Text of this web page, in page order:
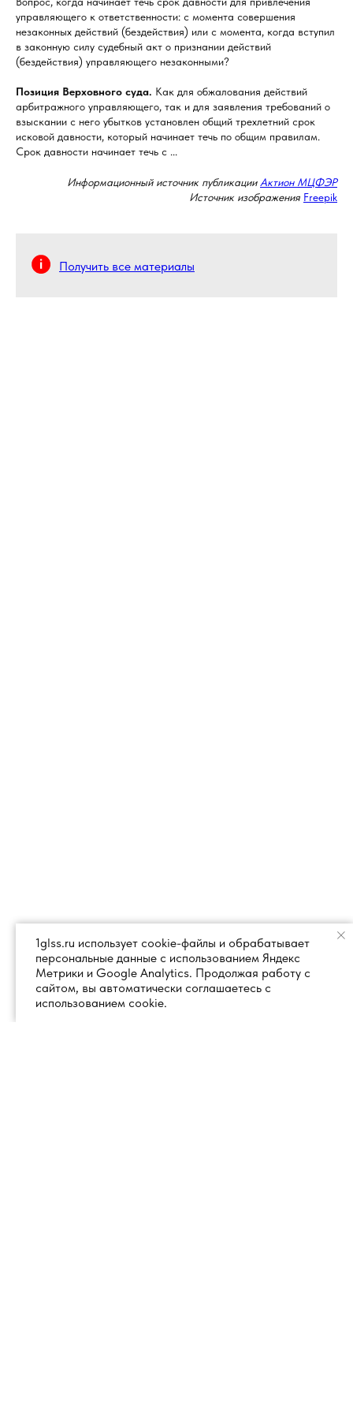
управляющего к ответственности: с момента совершения
незаконных действий (бездействия) или с момента, когда вступил
в законную силу судебный акт о признании действий
(бездействия) управляющего незаконными?
Позиция Верховного суда. Как для обжалования действий
арбитражного управляющего, так и для заявления требований о
взыскании с него убытков установлен общий трехлетний срок
исковой давности, который начинает течь по общим правилам.
Срок давности начинает течь с ...
Информационный источник публикации Актион МЦФЭР
Источник изображения Freepik
Получить все материалы
1glss.ru использует cookie-файлы и обрабатывает
персональные данные с использованием Яндекс
Метрики и Google Analytics. Продолжая работу с
сайтом, вы автоматически соглашаетесь с
использованием cookie.